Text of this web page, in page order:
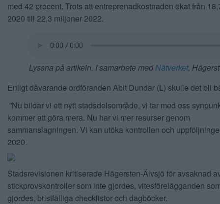
med 42 procent. Trots att entreprenadkostnaden ökat från
2020 till 22,3 miljoner 2022.
Lyssna på artikeln. I samarbete medNätverket,
Enligt dåvarande ordföranden Abit Dundar (L) skulle det bli
”Nu bildar vi ett nytt stadsdelsområde, vi tar med oss
kommer att göra mera. Nu har vi mer resurser genom
sammanslagningen. Vi kan utöka kontrollen och
2020.
Stadsrevisionen kritiserade Hägersten-Älvsjö för avsaknad
stickprovskontroller som inte gjordes, vitesförelägganden
gjordes, bristfälliga checklistor och dagböcker.